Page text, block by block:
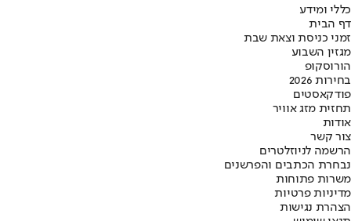
כללי ומידע
דף הבית
זמני כניסת וצאת שבת
מגזין השבוע
הורוסקופ
בחירות 2026
פודקאסטים
תחזית מזג אוויר
אודות
צור קשר
הרשמה לניוזלטרים
נבחרת הכתבים והפרשנים
משרות פתוחות
מדיניות פרטיות
הצהרת נגישות